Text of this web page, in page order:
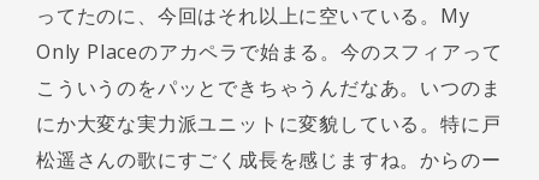
ってたのに、今回はそれ以上に空いている。My
Only Placeのアカペラで始まる。今のスフィアって
こういうのをパッとできちゃうんだなあ。いつのま
にか大変な実力派ユニットに変貌している。特に戸
松遥さんの歌にすごく成長を感じますね。からのー